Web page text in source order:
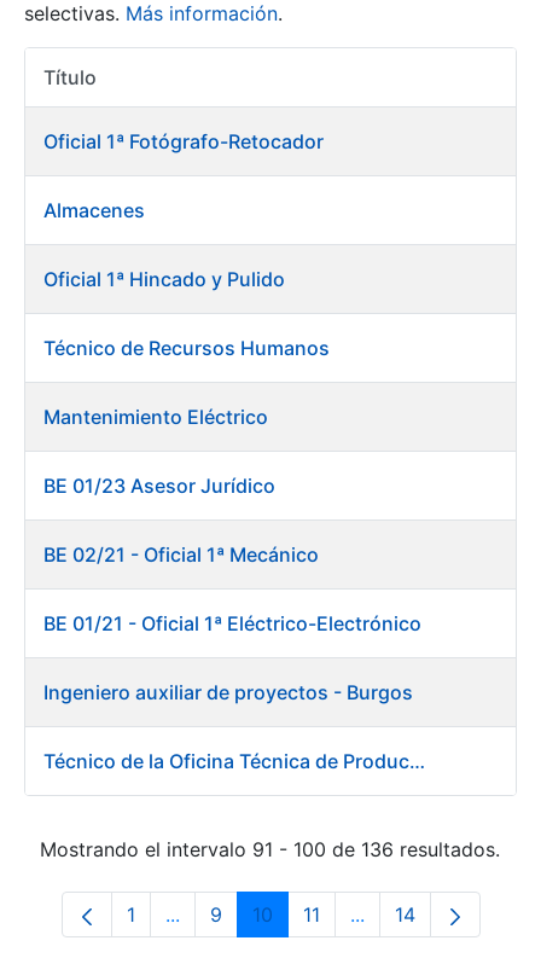
Mostrar/Ocultar
Mostrar/Ocultar
selectivas. Más información.
Título
Oficial 1ª Fotógrafo-Retocador
Almacenes
Oficial 1ª Hincado y Pulido
Técnico de Recursos Humanos
Mantenimiento Eléctrico
BE 01/23 Asesor Jurídico
BE 02/21 - Oficial 1ª Mecánico
BE 01/21 - Oficial 1ª Eléctrico-Electrónico
Ingeniero auxiliar de proyectos - Burgos
Técnico de la Oficina Técnica de Producto. Fábrica de Papel.
Mostrando el intervalo 91 - 100 de 136 resultados.
Página
1 ...Páginas intermedias Use TAB para
Página
9 Página
10 Página
11 ...PáginasPágina
14